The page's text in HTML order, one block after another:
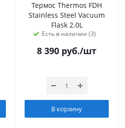
Термос Thermos FDH
Stainless Steel Vacuum
Flask 2.0L
Есть в наличии (3)
8 390 руб./шт
В корзину